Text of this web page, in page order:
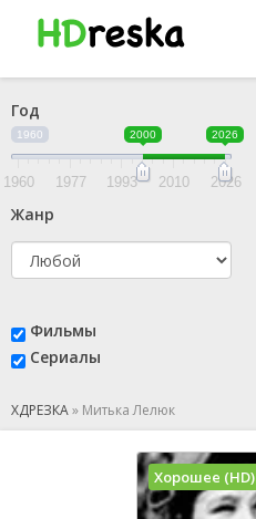
Год
1960 2000 2026
1960 1977 1993 2010 2026
Жанр
Фильмы
Сериалы
ХДРЕЗКА» Митька Лелюк
Хорошее (HD)